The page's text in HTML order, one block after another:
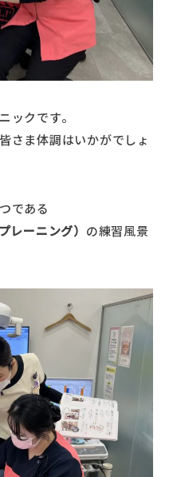
ックです。
さま体調はいかがでしょ
である
レーニング） の練習風景